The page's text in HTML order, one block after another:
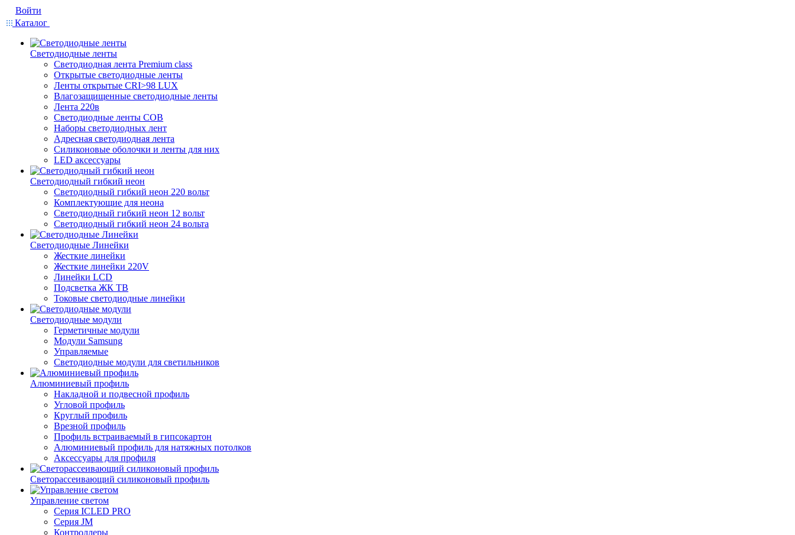
Войти
Каталог
Светодиодные ленты
Светодиодная лента Premium class
Открытые светодиодные ленты
Ленты открытые CRI>98 LUX
Влагозащищенные светодиодные ленты
Лента 220в
Светодиодные ленты COB
Наборы светодиодных лент
Адресная светодиодная лента
Силиконовые оболочки и ленты для них
LED аксессуары
Светодиодный гибкий неон
Светодиодный гибкий неон 220 вольт
Комплектующие для неона
Светодиодный гибкий неон 12 вольт
Светодиодный гибкий неон 24 вольта
Светодиодные Линейки
Жесткие линейки
Жесткие линейки 220V
Линейки LCD
Подсветка ЖК ТВ
Токовые светодиодные линейки
Светодиодные модули
Герметичные модули
Модули Samsung
Управляемые
Светодиодные модули для светильников
Алюминиевый профиль
Накладной и подвесной профиль
Угловой профиль
Круглый профиль
Врезной профиль
Профиль встраиваемый в гипсокартон
Алюминиевый профиль для натяжных потолков
Аксессуары для профиля
Светорассеивающий силиконовый профиль
Управление светом
Серия ICLED PRO
Серия JM
Контроллеры